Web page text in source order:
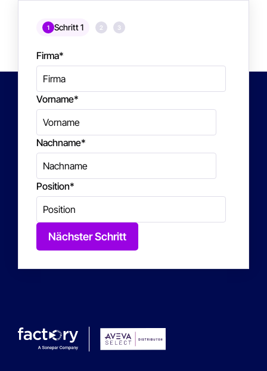
1 Schritt 1 2 3
Firma*
Vorname*
Nachname*
Position*
Nächster Schritt